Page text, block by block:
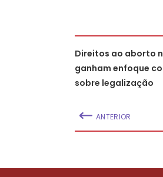
Direitos ao aborto
ganham enfoque
sobre legalização
ANTERIOR